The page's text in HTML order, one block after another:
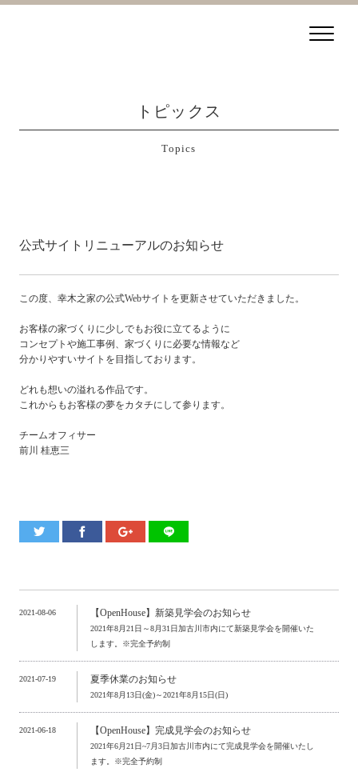
トピックス
Topics
公式サイトリニューアルのお知らせ
この度、幸木之家の公式Webサイトを更新させていただきました。
お客様の家づくりに少しでもお役に立てるように
コンセプトや施工事例、家づくりに必要な情報など
分かりやすいサイトを目指しております。
どれも想いの溢れる作品です。
これからもお客様の夢をカタチにして参ります。
チームオフィサー
前川 桂恵三
2021-08-06 【OpenHouse】新築見学会のお知らせ
2021年8月21日～8月31日加古川市内にて新築見学会を開催いた
します。※完全予約制
2021-07-19 夏季休業のお知らせ
2021年8月13日(金)～2021年8月15日(日)
2021-06-18 【OpenHouse】完成見学会のお知らせ
2021年6月21日~7月3日加古川市内にて完成見学会を開催いたし
ます。※完全予約制